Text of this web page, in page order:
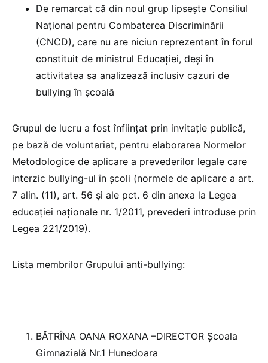
De remarcat că din noul grup lipsește Consiliul
Național pentru Combaterea Discriminării
(CNCD), care nu are niciun reprezentant în forul
constituit de ministrul Educației, deși în
activitatea sa analizează inclusiv cazuri de
bullying în școală
Grupul de lucru a fost înființat prin invitație publică,
pe bază de voluntariat, pentru elaborarea Normelor
Metodologice de aplicare a prevederilor legale care
interzic bullying-ul în școli (normele de aplicare a art.
7 alin. (11), art. 56 și ale pct. 6 din anexa la Legea
educației naționale nr. 1/2011, prevederi introduse prin
Legea 221/2019).
Lista membrilor Grupului anti-bullying:
BĂTRÎNA OANA ROXANA –DIRECTOR Școala
Gimnazială Nr.1 Hunedoara